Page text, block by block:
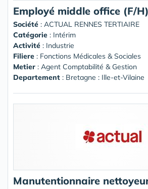
Employé middle office (F/H)
Société : ACTUAL RENNES TERTIAIRE
Catégorie : Intérim
Activité : Industrie
Filiere : Fonctions Médicales & Sociales
Metier : Agent Comptabilité & Gestion
Departement : Bretagne : Ille-et-Vilaine
Manutentionnaire